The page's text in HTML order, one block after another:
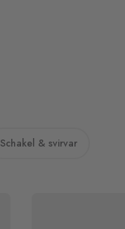
Schakel & svirvar